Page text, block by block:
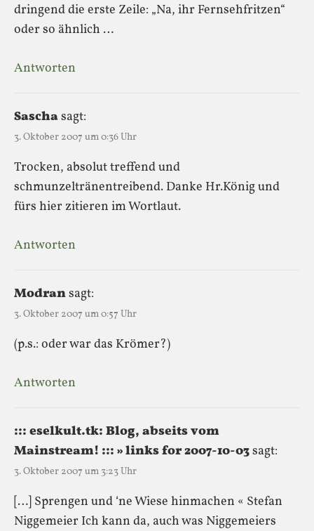
dringend die erste Zeile: „Na, ihr Fernsehfritzen“
oder so ähnlich …
Antworten
Saschasagt:
3. Oktober 2007 um 0:36 Uhr
Trocken, absolut treffend und
schmunzeltränentreibend. Danke Hr.König und
fürs hier zitieren im Wortlaut.
Antworten
Modransagt:
3. Oktober 2007 um 0:57 Uhr
(p.s.: oder war das Krömer?)
Antworten
::: eselkult.tk: Blog, abseits vom
Mainstream! ::: » links for 2007-10-03sagt:
3. Oktober 2007 um 3:23 Uhr
[…] Sprengen und ‘ne Wiese hinmachen « Stefan
Niggemeier Ich kann da, auch was Niggemeiers